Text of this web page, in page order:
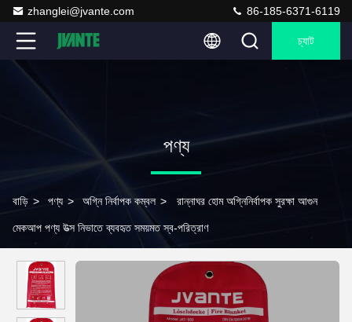
zhanglei@jvante.com 86-185-6371-6119
চ্যাট
পণ্য
বাড়ি > পণ্য > অগ্নি নির্বাপক কম্বল > রান্নাঘর হোম অগ্নিনির্বাপক সুরক্ষা আগুন
মেকআপ পণ্য উত্স নিভাতে ব্যবহৃত সময়মত স্ব-পরিত্রাণ